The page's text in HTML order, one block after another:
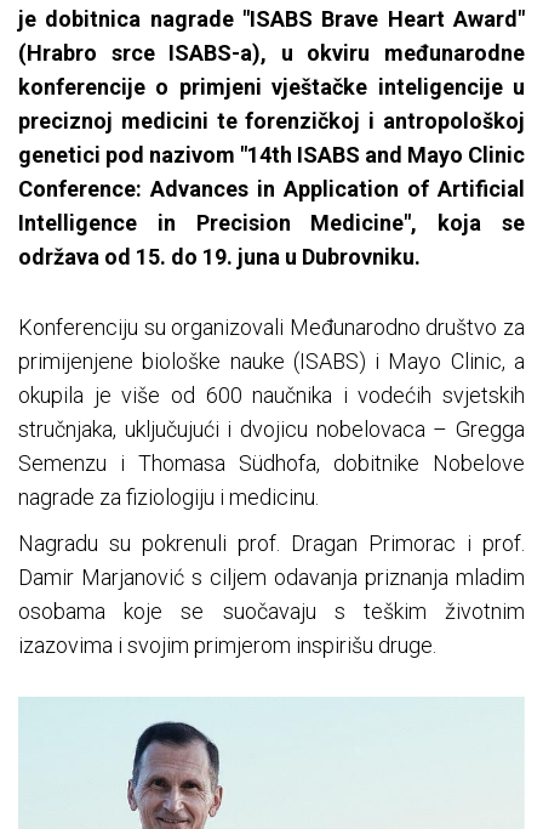
je dobitnica nagrade "ISABS Brave Heart Award"
(Hrabro srce ISABS-a), u okviru međunarodne
konferencije o primjeni vještačke inteligencije u
preciznoj medicini te forenzičkoj i antropološkoj
genetici pod nazivom "14th ISABS and Mayo Clinic
Conference: Advances in Application of Artificial
Intelligence in Precision Medicine", koja se
održava od 15. do 19. juna u Dubrovniku.
Konferenciju su organizovali Međunarodno društvo za
primijenjene biološke nauke (ISABS) i Mayo Clinic, a
okupila je više od 600 naučnika i vodećih svjetskih
stručnjaka, uključujući i dvojicu nobelovaca – Gregga
Semenzu i Thomasa Südhofa, dobitnike Nobelove
nagrade za fiziologiju i medicinu.
Nagradu su pokrenuli prof. Dragan Primorac i prof.
Damir Marjanović s ciljem odavanja priznanja mladim
osobama koje se suočavaju s teškim životnim
izazovima i svojim primjerom inspirišu druge.